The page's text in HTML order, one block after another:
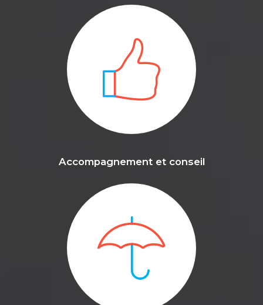
Accompagnement et conseil